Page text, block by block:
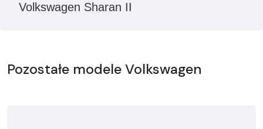
Volkswagen Sharan II
Pozostałe modele Volkswagen